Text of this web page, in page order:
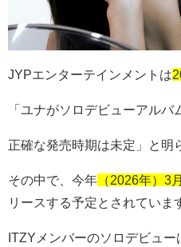
JYPエンターテインメントは
「ユナがソロデビューアルバ
正確な発売時期は未定」と明
その中で、今年 （2026年）3月
リースする予定とされていま
ITZY メンバーのソロデビュー